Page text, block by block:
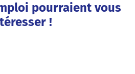
pourraient vous
!